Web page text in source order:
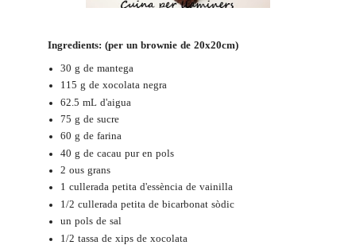
Ingredients: (per un brownie de 20x20cm)
30 g de mantega
115 g de xocolata negra
62.5 mL d'aigua
75 g de sucre
60 g de farina
40 g de cacau pur en pols
2 ous grans
1 cullerada petita d'essència de vainilla
1/2 cullerada petita de bicarbonat sòdic
un pols de sal
1/2 tassa de xips de xocolata